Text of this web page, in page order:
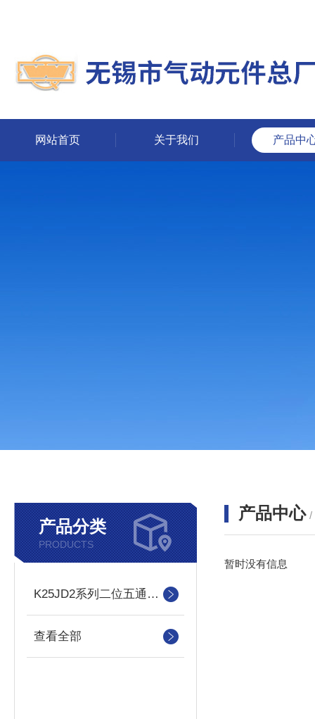
网站首页 关于我们 产品中
产品分类
PRODUCTS
K25JD2系列二位五通截止式板式双电控换向阀
查看全部
产品中心 /
暂时没有信息